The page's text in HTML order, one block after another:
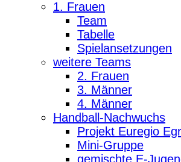
1. Frauen
Team
Tabelle
Spielansetzungen
weitere Teams
2. Frauen
3. Männer
4. Männer
Handball-Nachwuchs
Projekt Euregio
Mini-Gruppe
gemischte E-